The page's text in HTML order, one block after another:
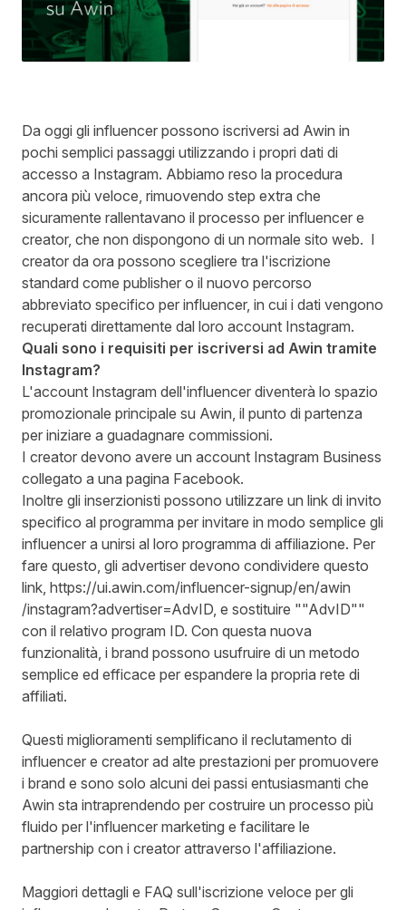
Da oggi gli influencer possono iscriversi ad Awin in
pochi semplici passaggi utilizzando i propri dati di
accesso a Instagram. Abbiamo reso la procedura
ancora più veloce, rimuovendo step extra che
sicuramente rallentavano il processo per influencer e
creator, che non dispongono di un normale sito web. I
creator da ora possono scegliere tra l'iscrizione
standard come publisher o il nuovo percorso
abbreviato specifico per influencer, in cui i dati vengono
recuperati direttamente dal loro account Instagram.
Quali sono i requisiti per iscriversi ad Awin tramite
Instagram?
L'account Instagram dell'influencer diventerà lo spazio
promozionale principale su Awin, il punto di partenza
per iniziare a guadagnare commissioni.
I creator devono avere un account Instagram Business
collegato a una pagina Facebook.
Inoltre gli inserzionisti possono utilizzare un link di invito
specifico al programma per invitare in modo semplice gli
influencer a unirsi al loro programma di affiliazione. Per
fare questo, gli advertiser devono condividere questo
link, https://ui.awin.com/influencer-signup/en/awin
/instagram?advertiser=AdvID, e sostituire ""AdvID""
con il relativo program ID. Con questa nuova
funzionalità, i brand possono usufruire di un metodo
semplice ed efficace per espandere la propria rete di
affiliati.
Questi miglioramenti semplificano il reclutamento di
influencer e creator ad alte prestazioni per promuovere
i brand e sono solo alcuni dei passi entusiasmanti che
Awin sta intraprendendo per costruire un processo più
fluido per l'influencer marketing e facilitare le
partnership con i creator attraverso l'affiliazione.
Maggiori dettagli e FAQ sull'iscrizione veloce per gli